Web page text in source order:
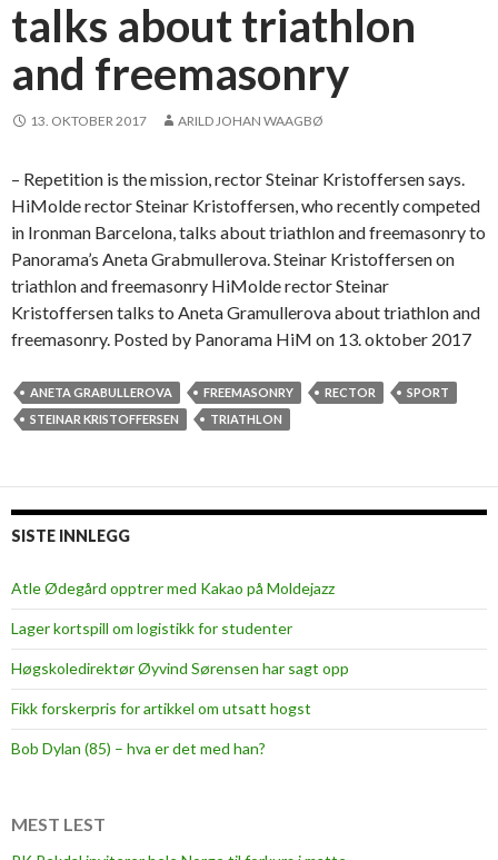
?
talks about triathlon
and freemasonry
13. OKTOBER 2017 ARILD JOHAN WAAGBØ
– Repetition is the mission, rector Steinar Kristoffersen says.
HiMolde rector Steinar Kristoffersen, who recently competed
in Ironman Barcelona, talks about triathlon and freemasonry to
Panorama’s Aneta Grabmullerova. Steinar Kristoffersen on
triathlon and freemasonry HiMolde rector Steinar
Kristoffersen talks to Aneta Gramullerova about triathlon and
freemasonry. Posted by Panorama HiM on 13. oktober 2017
ANETA GRABULLEROVA FREEMASONRY RECTOR
SPORT
STEINAR KRISTOFFERSEN
TRIATHLON
SISTE INNLEGG
Atle Ødegård opptrer med Kakao på Moldejazz
Lager kortspill om logistikk for studenter
Høgskoledirektør Øyvind Sørensen har sagt opp
Fikk forskerpris for artikkel om utsatt hogst
Bob Dylan (85) – hva er det med han?
MEST LEST